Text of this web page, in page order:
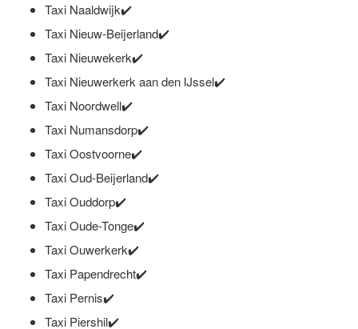
Taxi Naaldwijk✔️
Taxi Nieuw-Beijerland✔️
Taxi Nieuwekerk✔️
Taxi Nieuwerkerk aan den IJssel✔️
Taxi Noordwell✔️
Taxi Numansdorp✔️
Taxi Oostvoorne✔️
Taxi Oud-Beijerland✔️
Taxi Ouddorp✔️
Taxi Oude-Tonge✔️
Taxi Ouwerkerk✔️
Taxi Papendrecht✔️
Taxi Pernis✔️
Taxi Piershil✔️